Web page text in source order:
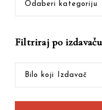
Odaberi kategoriju
Filtriraj po izdavaču
Bilo koji Izdavač